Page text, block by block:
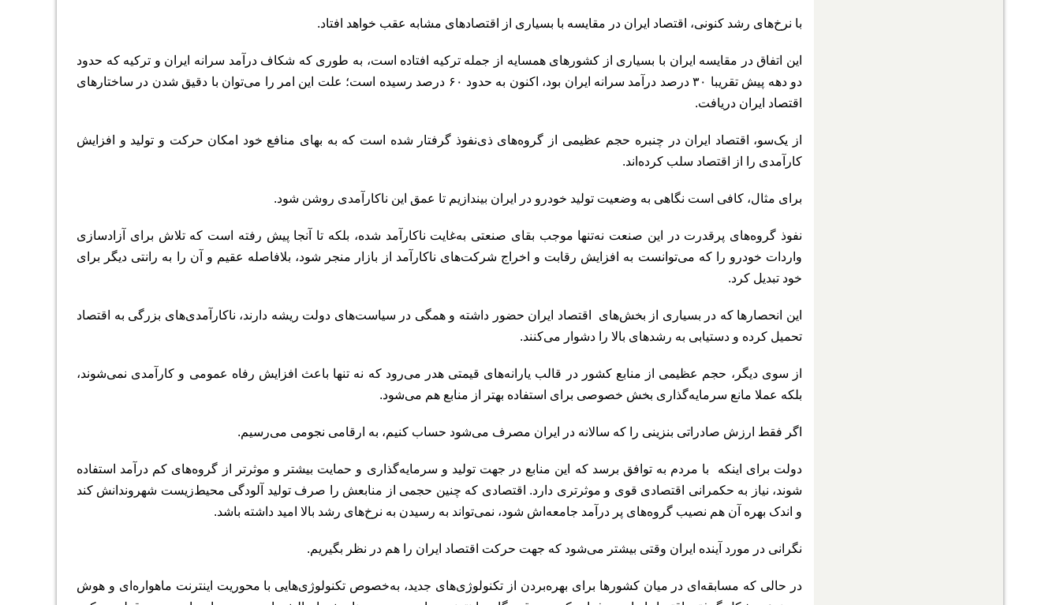
با نرخ‌های رشد کنونی، اقتصاد ایران در مقایسه با بسیاری از اقتصادهای مشابه عقب خواهد افتاد.
این اتفاق در مقایسه ایران با بسیاری از کشورهای همسایه از جمله ترکیه افتاده است، به طوری که شکاف درآمد سرانه ایران و ترکیه که حدود
دو دهه پیش تقریبا
۳۰ درصد درآمد سرانه ایران بود، اکنون به حدود ۶‌ ۰
درصد رسیده است؛ علت این امر را می‌توان با دقیق شدن در ساختارهای
اقتصاد ایران دریافت.
از یک‌سو، اقتصاد ایران در چنبره حجم عظیمی از گروه‌های ذی‌نفوذ گرفتار شده است که به بهای منافع خود امکان حرکت و تولید و افزایش
کارآمدی را از اقتصاد سلب کرده‌اند.
برای مثال، کافی است نگاهی به وضعیت تولید خودرو در ایران بیندازیم تا عمق این ناکارآمدی روشن شود.
نفوذ گروه‌های پرقدرت در این صنعت نه‌تنها موجب بقای صنعتی به‌غایت ناکارآمد شده، بلکه تا آنجا پیش رفته است که تلاش برای آزاد‌سازی
واردات خودرو را که می‌توانست به افزایش رقابت و اخراج شرکت‌های ناکارآمد از بازار منجر شود، بلافاصله عقیم و آن را به رانتی دیگر برای
خود تبدیل کرد.
این انحصارها که در بسیاری از بخش‌‌های اقتصاد ایران حضور داشته و همگی در سیاست‌های دولت ریشه دارند، ناکارآمدی‌های بزرگی به اقتصاد
تحمیل کرده و دستیابی به رشدهای بالا را دشوار می‌کنند.
از سوی دیگر، حجم عظیمی از منابع کشور در قالب یارانه‌های قیمتی هدر می‌رود که نه‌ تنها باعث افزایش رفاه عمومی و کارآمدی نمی‌شوند،
بلکه عملا مانع سرمایه‌گذاری بخش خصوصی برای استفاده بهتر از منابع هم می‌شود.
اگر فقط ارزش صادراتی بنزینی را که سالانه در ایران مصرف می‌شود حساب کنیم، به ارقامی نجومی می‌رسیم.
دولت برای اینکه با مردم به توافق برسد که این منابع در جهت تولید و سرمایه‌گذاری و حمایت بیشتر و موثرتر از گروه‌های کم‌ درآمد استفاده
شوند، نیاز به حکمرانی اقتصادی قوی و موثرتری دارد. اقتصادی که چنین حجمی از منابعش را صرف تولید آلودگی محیط‌زیست شهروندانش کند
و اندک بهره آن هم نصیب گروه‌های پر درآمد جامعه‌اش شود، نمی‌تواند به رسیدن به نرخ‌های رشد بالا امید داشته باشد.
نگرانی در مورد آینده ایران وقتی بیشتر می‌شود که جهت حرکت اقتصاد ایران را هم در نظر بگیریم.
در حالی که مسابقه‌ای در میان کشورها برای بهره‌بردن از تکنولوژی‌های جدید، به‌خصوص تکنولوژی‌هایی با محوریت اینترنت ماهواره‌ای و هوش